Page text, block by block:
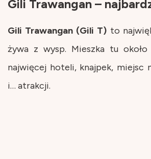
Gili Trawangan –
Gili Trawangan (Gili T) to
żywa z wysp. Mieszka tu
najwięcej hoteli, knajpek, miejsc
i… atrakcji.